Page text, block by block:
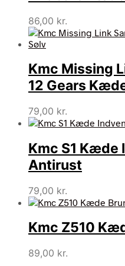
86,00 kr.
Kmc Missing
12 Gears
79,00 kr.
Kmc S1 Kæde
Antirust
79,00 kr.
Kmc Z510
89,00 kr.